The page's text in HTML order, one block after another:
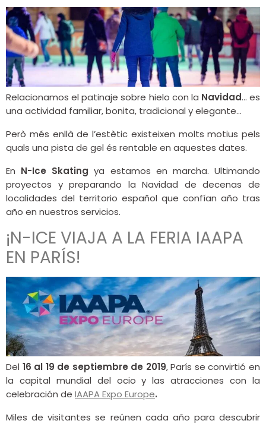
Relacionamos el patinaje sobre hielo con la Navidad… es
una actividad familiar, bonita, tradicional y elegante…
Però més enllà de l’estètic existeixen molts motius pels
quals una pista de gel és rentable en aquestes dates.
En N-Ice Skating ya estamos en marcha. Ultimando
proyectos y preparando la Navidad de decenas de
localidades del territorio español que confían año tras
año en nuestros servicios.
¡N-ICE VIAJA A LA FERIA IAAPA
EN PARÍS!
Del 16 al 19 de septiembre de 2019, París se convirtió en
la capital mundial del ocio y las atracciones con la
celebración de IAAPA Expo Europe.
Miles de visitantes se reúnen cada año para descubrir